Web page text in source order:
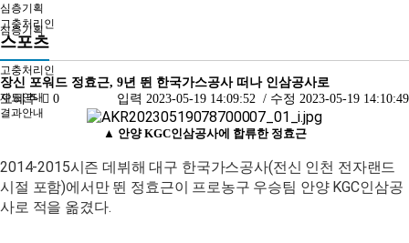
심층기획
고충처리인
제도안내
결과안내
심층기획
고충처리인
스포츠
장신 포워드 정효근, 9년 뛴 한국가스공사 떠나 인삼공사로
오혜주
0 입력 2023-05-19 14:09:52 / 수정 2023-05-19 14:10:49
▲ 안양 KGC인삼공사에 합류한 정효근
2014-2015시즌 데뷔해 대구 한국가스공사(전신 인천 전자랜드
시절 포함)에서만 뛴 정효근이 프로농구 우승팀 안양 KGC인삼공
사로 적을 옮겼다.